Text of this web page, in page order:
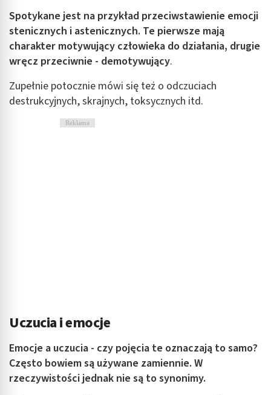
Spotykane jest na przykład przeciwstawienie emocji
stenicznych i astenicznych. Te pierwsze mają
charakter motywujący człowieka do działania, drugie
wręcz przeciwnie - demotywujący.
Zupełnie potocznie mówi się też o odczuciach
destrukcyjnych, skrajnych, toksycznych itd.
Reklama
Uczucia i emocje
Emocje a uczucia - czy pojęcia te oznaczają to samo?
Często bowiem są używane zamiennie. W
rzeczywistości jednak nie są to synonimy.